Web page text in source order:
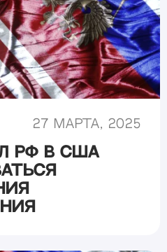
27 марта, 2025
РФ в США